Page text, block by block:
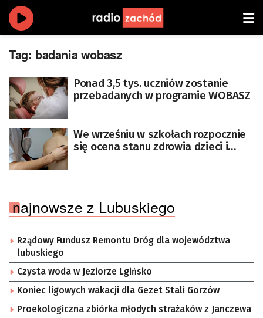
Tag: badania wobasz
Ponad 3,5 tys. uczniów zostanie
przebadanych w programie WOBASZ
We wrześniu w szkołach rozpocznie
się ocena stanu zdrowia dzieci i
najnowsze z Lubuskiego
Rządowy Fundusz Remontu Dróg dla województwa
lubuskiego
Czysta woda w Jeziorze Lgińsko
Koniec ligowych wakacji dla Gezet Stali Gorzów
Proekologiczna zbiórka młodych strażaków z Janczewa